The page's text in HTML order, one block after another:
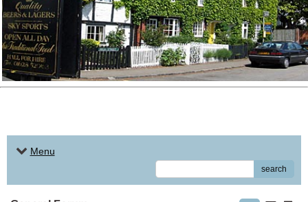
Menu
search